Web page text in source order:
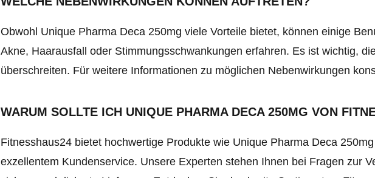
Obwohl Unique Pharma Deca 250mg viele Vorteile bietet, können einige
Akne, Haarausfall oder Stimmungsschwankungen erfahren. Es ist wichtig,
überschreiten. Für weitere Informationen zu möglichen Nebenwirkungen
WARUM SOLLTE ICH UNIQUE PHARMA DECA 250MG VON
Fitnesshaus24 bietet hochwertige Produkte wie Unique Pharma Deca
exzellentem Kundenservice. Unsere Experten stehen Ihnen bei Fragen zur